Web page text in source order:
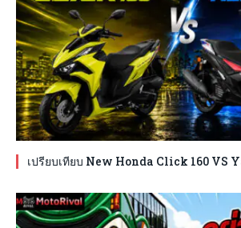
เปรียบเทียบ New Honda Click 160 VS